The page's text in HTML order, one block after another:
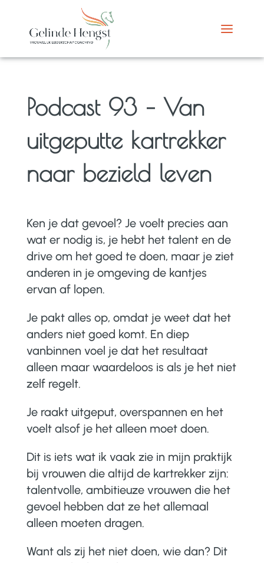
Podcast 93 – Van
uitgeputte kartrekker
naar bezield leven
Ken je dat gevoel? Je voelt precies aan
wat er nodig is, je hebt het talent en de
drive om het goed te doen, maar je ziet
anderen in je omgeving de kantjes
ervan af lopen.
Je pakt alles op, omdat je weet dat het
anders niet goed komt. En diep
vanbinnen voel je dat het resultaat
alleen maar waardeloos is als je het niet
zelf regelt.
Je raakt uitgeput, overspannen en het
voelt alsof je het alleen moet doen.
Dit is iets wat ik vaak zie in mijn praktijk
bij vrouwen die altijd de kartrekker zijn:
talentvolle, ambitieuze vrouwen die het
gevoel hebben dat ze het allemaal
alleen moeten dragen.
Want als zij het niet doen, wie dan? Dit